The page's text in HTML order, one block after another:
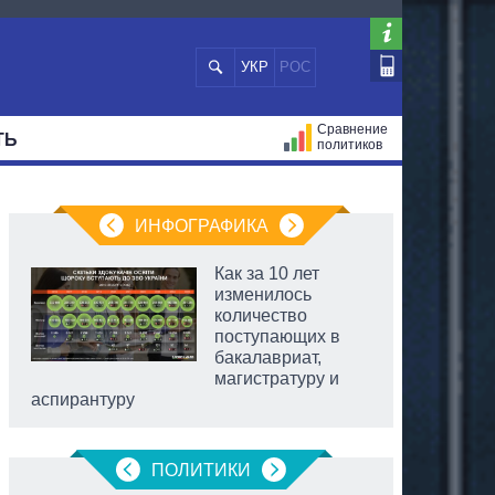
УКР РОС
Сравнение
политиков
ИНФОГРАФИКА
Как за 10 лет
изменилось
количество
поступающих в
бакалавриат,
магистратуру и
аспирантуру
ПОЛИТИКИ